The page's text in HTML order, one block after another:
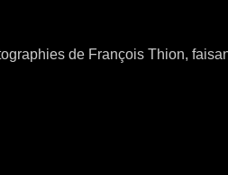
de François Thion,